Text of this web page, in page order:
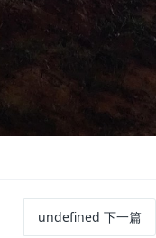
undefined 下一篇